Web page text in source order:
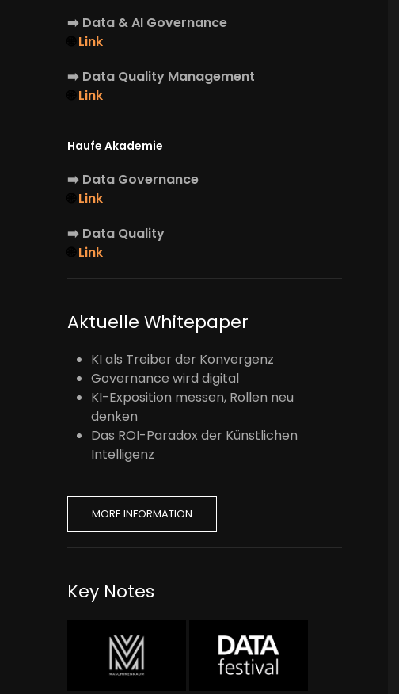
➡️ Data & AI Governance
Link
➡️ Data Quality Management
Link
Haufe Akademie
➡️ Data Governance
Link
➡️ Data Quality
Link
Aktuelle Whitepaper
KI als Treiber der Konvergenz
Governance wird digital
KI-Exposition messen, Rollen neu
denken
Das ROI-Paradox der Künstlichen
Intelligenz
MORE INFORMATION
Key Notes